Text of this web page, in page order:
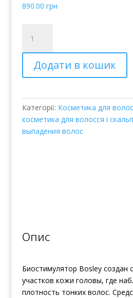
890.00 грн
фолликул
волос
Bosley
Follicle
кількість
Додати в кошик
Категорії: Косметика для
косметика для волосся і
выпадения волос
Опис
Биостимулятор Bosley создан
участков кожи головы, где
плотность тонких волос.